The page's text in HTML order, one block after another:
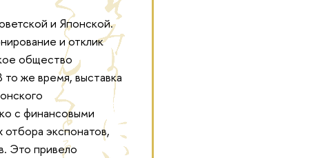
и Японской.
и отклик
общество
то же время, выставка
с финансовыми
экспонатов,
Это привело